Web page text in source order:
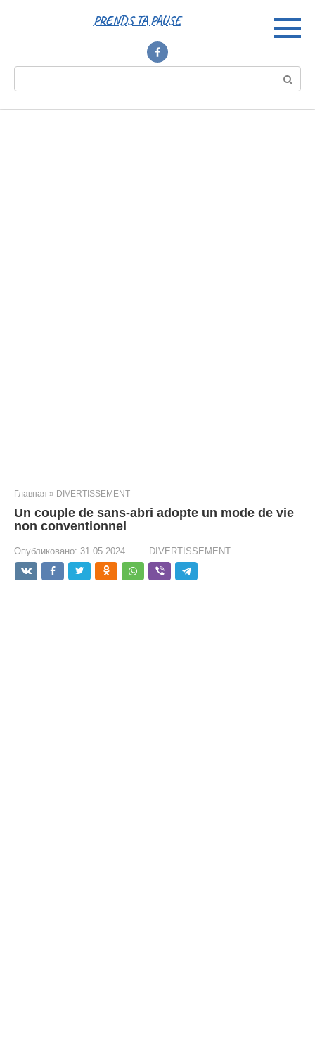
PRENDS TA PAUSE
Главная » DIVERTISSEMENT
Un couple de sans-abri adopte un mode de vie
non conventionnel
Опубликовано: 31.05.2024 DIVERTISSEMENT